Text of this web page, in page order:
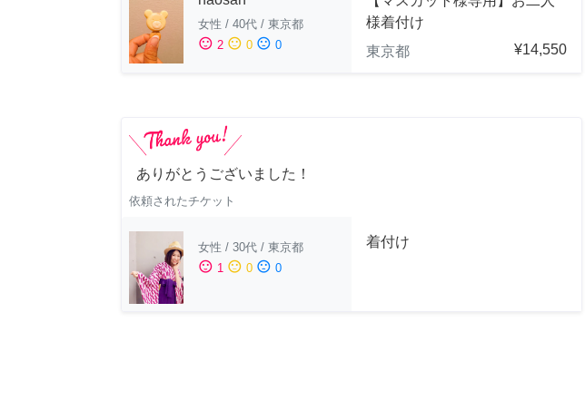
女性 / 40代 / 東京都
sentiment_satisfied 2 sentiment_neutral 0 sentiment_dissatisfied 0
様着付け
東京都
¥14,550
ありがとうございました！
依頼されたチケット
女性 / 30代 / 東京都
sentiment_satisfied 1 sentiment_neutral 0 sentiment_dissatisfied 0
着付け